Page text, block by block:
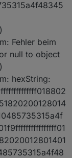
Fehler beim
null to object
hexString: